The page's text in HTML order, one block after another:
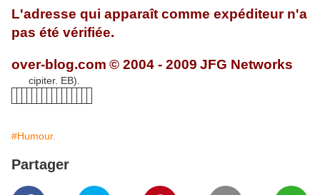
L'adresse qui apparaît comme expéditeur n'a
pas été vérifiée.
over-blog.com © 2004 - 2009 JFG Networks
cipiter. EB).
#Humour.
Partager